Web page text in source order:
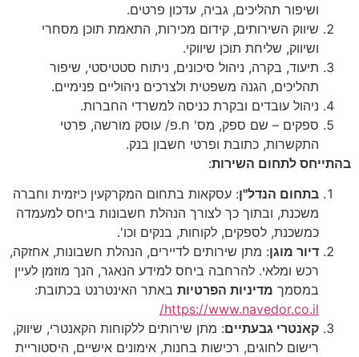
ושיפור תהליכים, גביה, עדכון פרטים.
שיווק השירותים, קידום מכירות, התאמת תוכן מסחרי
ושיווק, שליחת תוכן שיווקי.
תיעוד, בקרה, ניהול סיכונים, ניתוח סטטיסטי, שיפור
תהליכים, הגנה משפטית ולצרכים ניהוליים פנימיים.
ניהול עובדים ובקרת כניסה למשרדי החברות.
ספקים – שם ספק, מס' ח.פ/ עוסק מורשה, פרטי
התקשרות, כתובת ופרטי חשבון בנק.
בהתייחס לתחום השירות:
בתחום הנדל"ן: עסקאות בתחום המקרקעין כיזמית וחברה
משכנת, ובתוך כך לצורך הנהלת חשבונות ביחס למעמדה
כמשכנת, לספקים, לקוחות, בנקים וכו'.
דיור מוגן: מתן שירותים לדיירים, הנהלת חשבונות, אחזקה,
רכש ומלאי. להרחבה ביחס למידע הנאגר, הנך מוזמן לעיין
במסמך מדיניות הפרטיות באתר האינטרנט בכתובת:
https://www.navedor.co.il/
קאנטרי גבעתיים: מתן שירותים ללקוחות הקאנטרי, שיווק,
רישום לחוגים, רכישות בחנות, אימונים אישיים, היסטוריית